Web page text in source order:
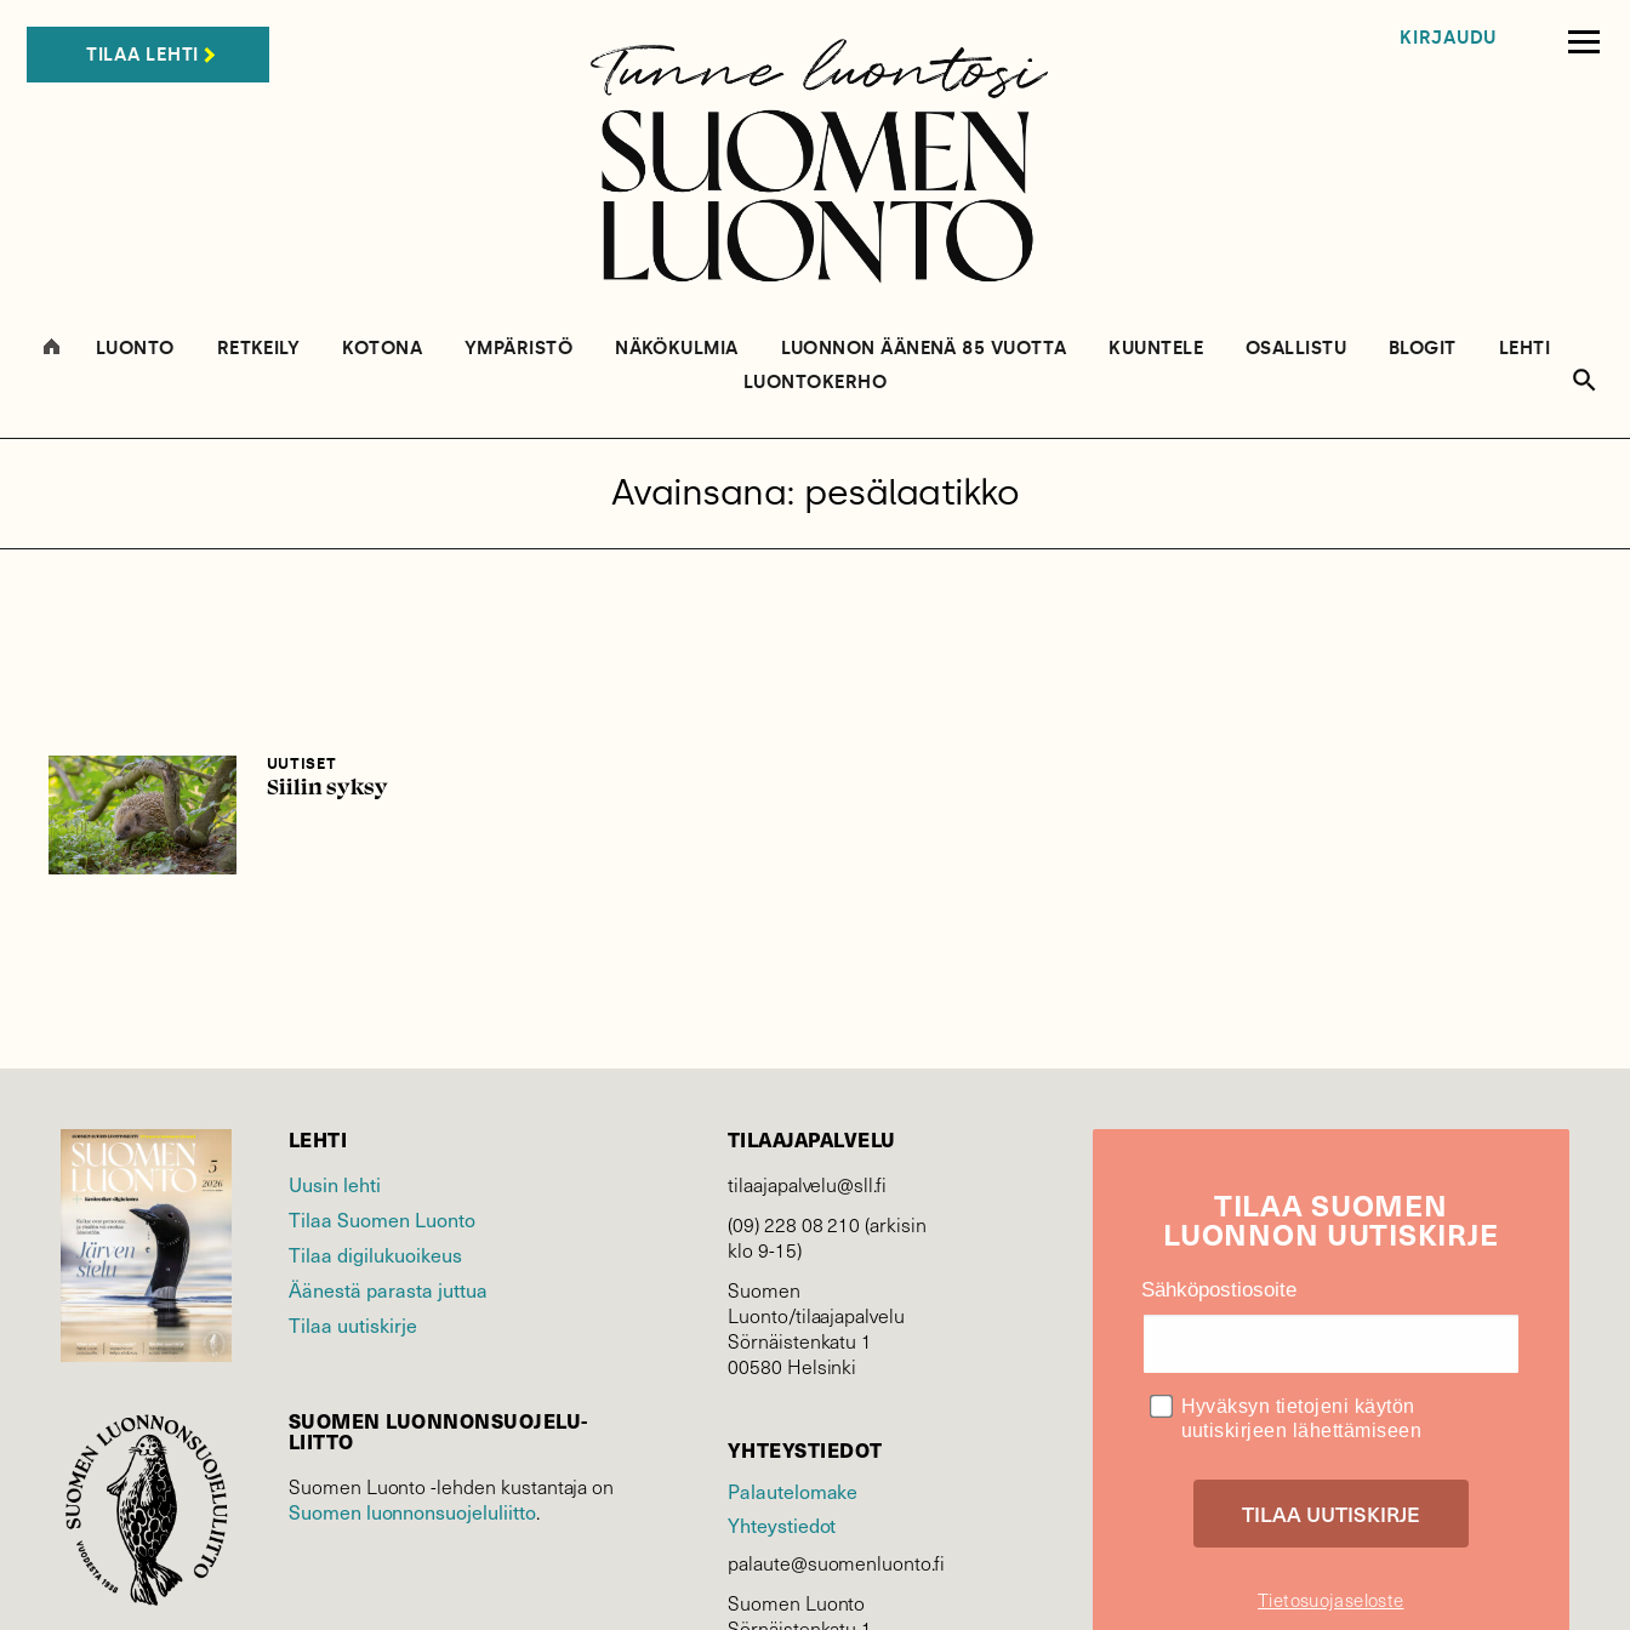
TILAA LEHTI
KIRJAUDU
LUONTO RETKEILY KOTONA YMPÄRISTÖ NÄKÖKULMIA LUONNON ÄÄNENÄ 85 VUOTTA KUUNTELE OSALLISTU BLOGIT
LEHTI
LUONTOKERHO
Avainsana: pesälaatikko
UUTISET
Siilin syksy
LEHTI
Uusin lehti
Tilaa Suomen Luonto
Tilaa digilukuoikeus
Äänestä parasta juttua
Tilaa uutiskirje
SUOMEN LUONNON­SUOJELU­
LIITTO
Suomen Luonto -lehden kustantaja on
Suomen luonnonsuojelu­liitto.
TILAAJAPALVELU
tilaajapalvelu@sll.fi
(09) 228 08 210 (arkisin
klo 9-15)
Suomen
Luonto/tilaajapalvelu
Sörnäistenkatu 1
00580 Helsinki
YHTEYSTIEDOT
Palautelomake
Yhteystiedot
palaute@suomenluonto.fi
Suomen Luonto
TILAASUOMEN
LUONNON UUTIS­KIRJE
Sähköpostiosoite
Hyväksyn tietojeni käytön
uutiskirjeen lähettämiseen
Tietosuojaseloste